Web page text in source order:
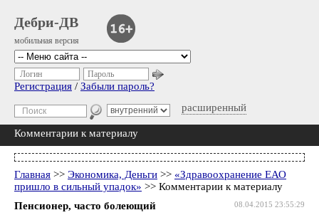
Дебри-ДВ
мобильная версия
расширенный
Логин Пароль
Регистрация / Забыли пароль?
Комментарии к материалу
Главная >> Экономика, Деньги >> «Здравоохранение ЕАО
пришло в сильный упадок» >> Комментарии к материалу
08.04.2015 23:55:29
Пенсионер, часто болеющий